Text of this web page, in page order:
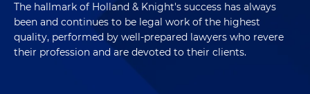
The hallmark of Holland & Knight's success has always
been and continues to be legal work of the highest
quality, performed by well-prepared lawyers who revere
their profession and are devoted to their clients.